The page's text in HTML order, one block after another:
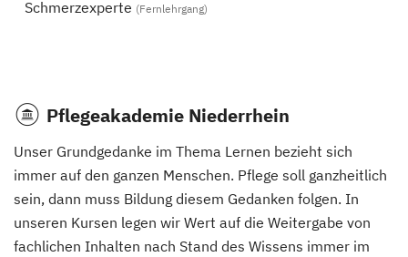
Schmerzexperte (Fernlehrgang)
Pflegeakademie Niederrhein
Unser Grundgedanke im Thema Lernen bezieht sich
immer auf den ganzen Menschen. Pflege soll ganzheitlich
sein, dann muss Bildung diesem Gedanken folgen. In
unseren Kursen legen wir Wert auf die Weitergabe von
fachlichen Inhalten nach Stand des Wissens immer im